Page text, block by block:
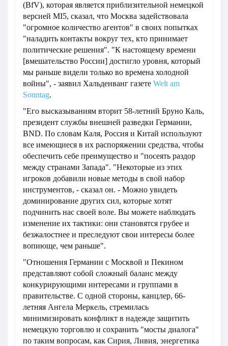
(BfV), которая является приблизительной немецкой
версией MI5, сказал, что Москва задействовала
"огромное количество агентов" в своих попытках
"наладить контакты вокруг тех, кто принимает
политические решения". "К настоящему времени
[вмешательство России] достигло уровня, который
мы раньше видели только во времена холодной
войны", - заявил Хальденванг газете Welt am
Sonntag.
"Его высказываниям вторит 58-летний Бруно Каль,
президент службы внешней разведки Германии,
BND. По словам Каля, Россия и Китай используют
все имеющиеся в их распоряжении средства, чтобы
обеспечить себе преимущество и "посеять раздор
между странами Запада". "Некоторые из этих
игроков добавили новые методы в свой набор
инструментов, - сказал он. - Можно увидеть
доминирование других сил, которые хотят
подчинить нас своей воле. Вы можете наблюдать
изменение их тактики: они становятся грубее и
безжалостнее и преследуют свои интересы более
вопиюще, чем раньше".
"Отношения Германии с Москвой и Пекином
представляют собой сложный баланс между
конкурирующими интересами и группами в
правительстве. С одной стороны, канцлер, 66-
летняя Ангела Меркель, стремилась
минимизировать конфликт в надежде защитить
немецкую торговлю и сохранить "мосты диалога"
по таким вопросам, как Сирия, Ливия, энергетика